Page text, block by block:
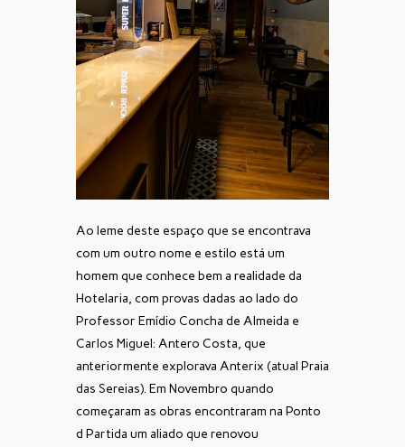
Ao leme deste espaço que se encontrava
com um outro nome e estilo está um
homem que conhece bem a realidade da
Hotelaria, com provas dadas ao lado do
Professor Emídio Concha de Almeida e
Carlos Miguel: Antero Costa, que
anteriormente explorava Anterix (atual Praia
das Sereias). Em Novembro quando
começaram as obras encontraram na Ponto
d Partida um aliado que renovou